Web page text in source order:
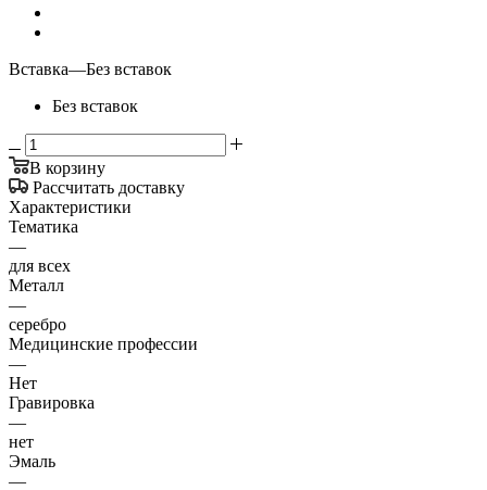
Вставка—Без вставок
Без вставок
В корзину
Рассчитать доставку
Характеристики
Тематика
—
для всех
Металл
—
серебро
Медицинские профессии
—
Нет
Гравировка
—
нет
Эмаль
—